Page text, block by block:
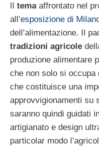
Il temaaffrontato nel
all’esposizione di
dell’alimentazione. Il
tradizioni agricole
produzione alimentare
che non solo si
che costituisce una
approvvigionamenti su
saranno quindi guidati
artigianato e design
particolar modo